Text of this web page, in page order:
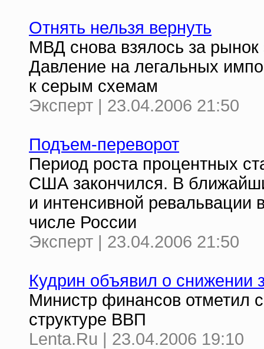
Отнять нельзя вернуть
МВД снова взялось за
Давление на легальных
к серым схемам
Эксперт | 23.04.2006 21:50
Подъем-переворот
Период роста процентных
США закончился. В
и интенсивной
числе России
Эксперт | 23.04.2006 21:50
Кудрин объявил о снижении
Министр финансов отметил
структуре ВВП
Lenta.Ru | 23.04.2006 19:10